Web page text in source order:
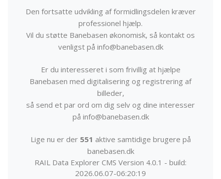
Den fortsatte udvikling af formidlingsdelen kræver
professionel hjælp.
Vil du støtte Banebasen økonomisk, så kontakt os
venligst på info@banebasen.dk
Er du interesseret i som frivillig at hjælpe
Banebasen med digitalisering og registrering af
billeder,
så send et par ord om dig selv og dine interesser
på info@banebasen.dk
Lige nu er der 551 aktive samtidige brugere på
banebasen.dk
RAIL Data Explorer CMS Version 4.0.1 - build:
2026.06.07-06:20:19